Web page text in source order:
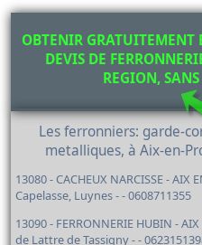
OBTENIR GRATUITEMENT
DEVIS DE
REGION,
Les ferronniers: garde-
metalliques, à Aix-en-
13080 - CACHEUX NARCISSE - AIX
Capelasse, Luynes - - 0608711355
13090 - FERRONNERIE HUBIN -
de Lattre de Tassigny - -